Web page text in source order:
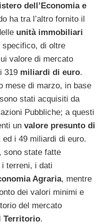
dell’Economia e
ha tra l’altro fornito il
unità immobiliari
di oltre
valore di mercato
319 miliardi di euro.
mese di marzo, in base
stati acquisiti da
Pubbliche; a questi
un valore presunto di
i 49 miliardi di euro.
sono state fatte
terreni, i dati
Agraria, mentre
dei valori minimi e
del mercato
Territorio.